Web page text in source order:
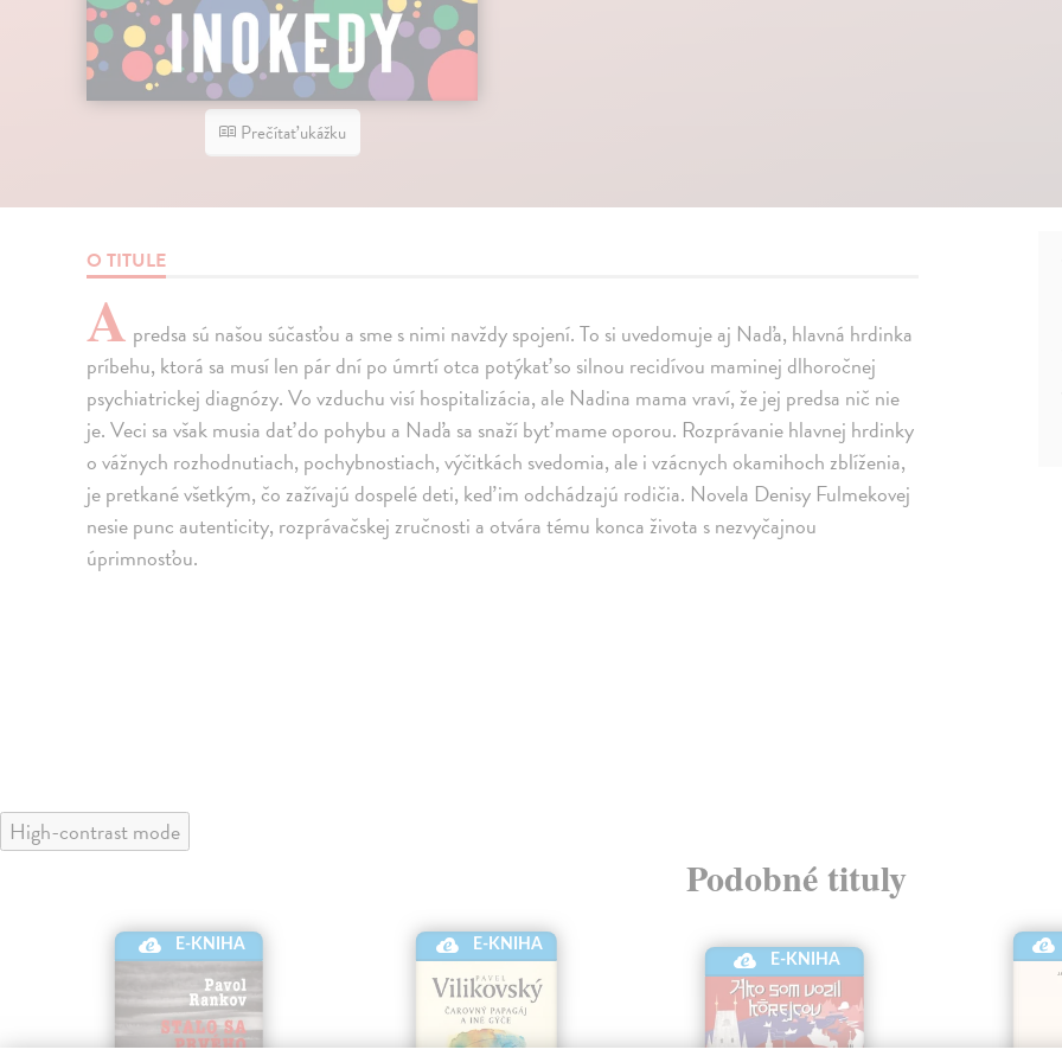
Prečítať ukážku
O TITULE
A predsa sú našou súčasťou a sme s nimi navždy spojení. To si uvedomuje aj Naďa, hlavná hrdinka
príbehu, ktorá sa musí len pár dní po úmrtí otca potýkať so silnou recidívou maminej dlhoročnej
psychiatrickej diagnózy. Vo vzduchu visí hospitalizácia, ale Nadina mama vraví, že jej predsa nič nie
je. Veci sa však musia dať do pohybu a Naďa sa snaží byť mame oporou. Rozprávanie hlavnej hrdinky
o vážnych rozhodnutiach, pochybnostiach, výčitkách svedomia, ale i vzácnych okamihoch zblíženia,
je pretkané všetkým, čo zažívajú dospelé deti, keď im odchádzajú rodičia. Novela Denisy Fulmekovej
nesie punc autenticity, rozprávačskej zručnosti a otvára tému konca života s nezvyčajnou
úprimnosťou.
High-contrast mode
Podobné tituly
E-KNIHA E-KNIHA
E-KNIHA